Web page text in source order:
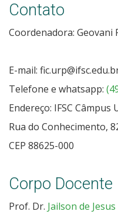
Contato
Coordenadora: Geovani
E-mail:
Telefone e whatsapp:
Endereço: IFSC Câmpus
Rua do Conhecimento,
CEP 88625-000
Corpo Docente
Prof. Dr. Jailson de Jesus